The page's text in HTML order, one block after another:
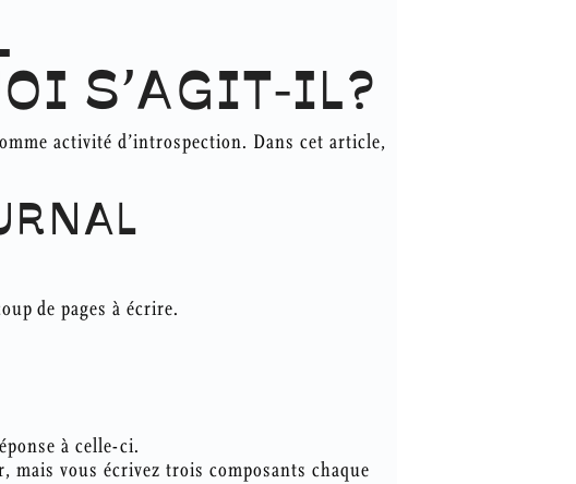
S’AGIT-IL?
activité d’introspection. Dans cet article,
de pages à écrire.
à celle-ci.
mais vous écrivez trois composants chaque